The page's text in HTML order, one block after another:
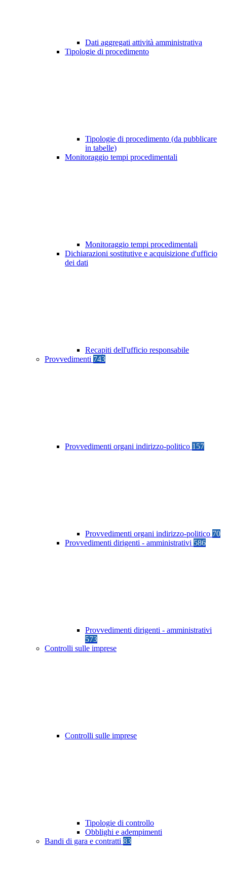
Dati aggregati attività amministrativa
Tipologie di procedimento
Tipologie di procedimento (da pubblicare
in tabelle)
Monitoraggio tempi procedimentali
Monitoraggio tempi procedimentali
Dichiarazioni sostitutive e acquisizione d'ufficio
dei dati
Recapiti dell'ufficio responsabile
Provvedimenti 743
Provvedimenti organi indirizzo-politico 157
Provvedimenti organi indirizzo-politico 70
Provvedimenti dirigenti - amministrativi 586
Provvedimenti dirigenti - amministrativi
573
Controlli sulle imprese
Controlli sulle imprese
Tipologie di controllo
Obblighi e adempimenti
Bandi di gara e contratti 83